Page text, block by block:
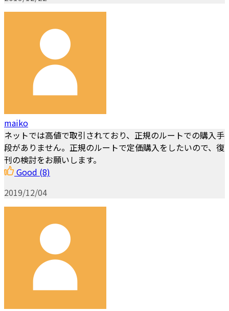
maiko
ネットでは高値で取引されており、正規のルートでの購入手
段がありません。正規のルートで定価購入をしたいので、復
刊の検討をお願いします。
Good (8)
2019/12/04